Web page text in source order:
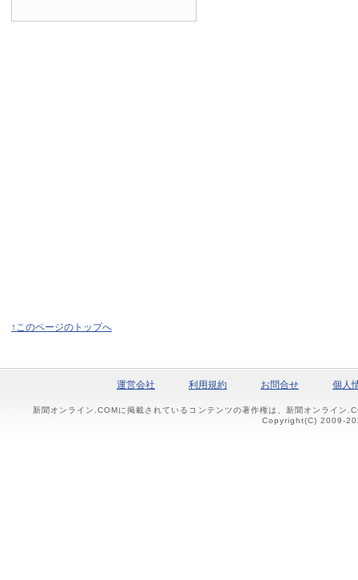
↑このページのトップへ
運営会社 利用規約 お問合せ 個人
新聞オンライン.COMに掲載されているコンテンツの著作権は、新聞オンライン
Copyright(C) 2009-